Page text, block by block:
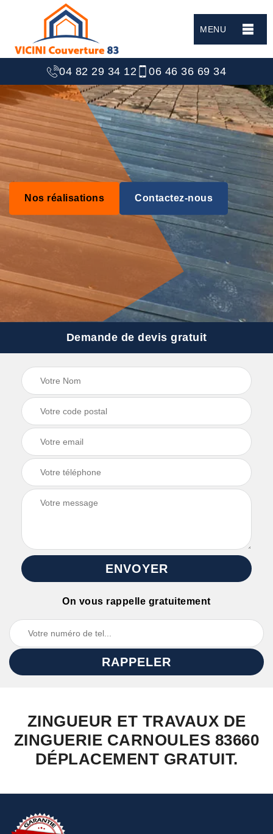
MENU
04 82 29 34 12 06 46 36 69 34
Nos réalisations Contactez-nous
Demande de devis gratuit
On vous rappelle gratuitement
ZINGUEUR ET TRAVAUX DE
ZINGUERIE CARNOULES 83660
DÉPLACEMENT GRATUIT.